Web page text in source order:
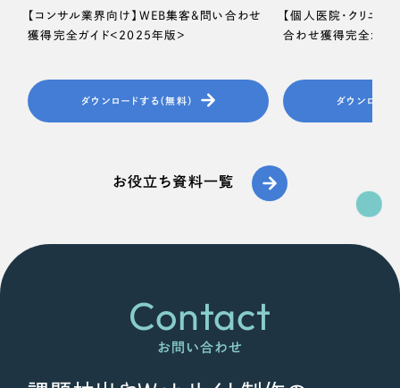
【コンサル業界向け】WEB集客＆問い合わせ
獲得完全ガイド＜2025年版＞
ダウンロードする（無料）
【個人医院・クリニッ
合わせ獲得完全ガイ
ダウンロード
お役立ち資料一覧
Contact
お問い合わせ